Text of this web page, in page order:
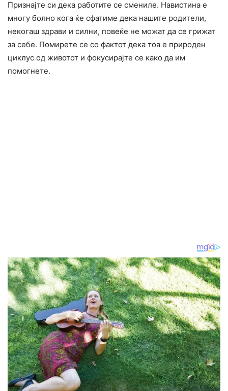
Признајте си дека работите се смениле. Навистина е
многу болно кога ќе сфатиме дека нашите родители,
некогаш здрави и силни, повеќе не можат да се грижат
за себе. Помирете се со фактот дека тоа е природен
циклус од животот и фокусирајте се како да им
помогнете.